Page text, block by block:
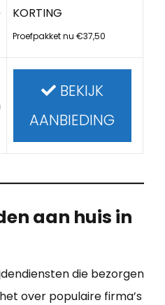
KORTING
Proefpakket nu €37,50
BEKIJK
AANBIEDING
aan huis in
die bezorgen
over populaire firma’s